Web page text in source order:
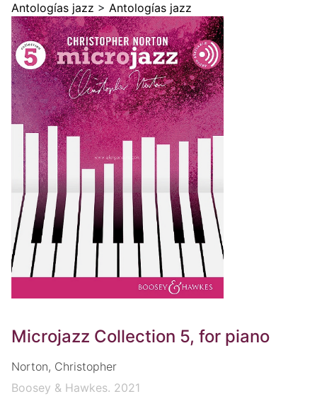
Antologías jazz > Antologías jazz
Microjazz Collection 5, for piano
Norton, Christopher
Boosey & Hawkes. 2021